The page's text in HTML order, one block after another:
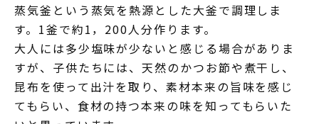
蒸気釜という蒸気を熱源とした大釜で調理しま
す。1釜で約1，200人分作ります。
大人には多少塩味が少ないと感じる場合がありま
すが、子供たちには、天然のかつお節や煮干し、
昆布を使って出汁を取り、素材本来の旨味を感じ
てもらい、食材の持つ本来の味を知ってもらいた